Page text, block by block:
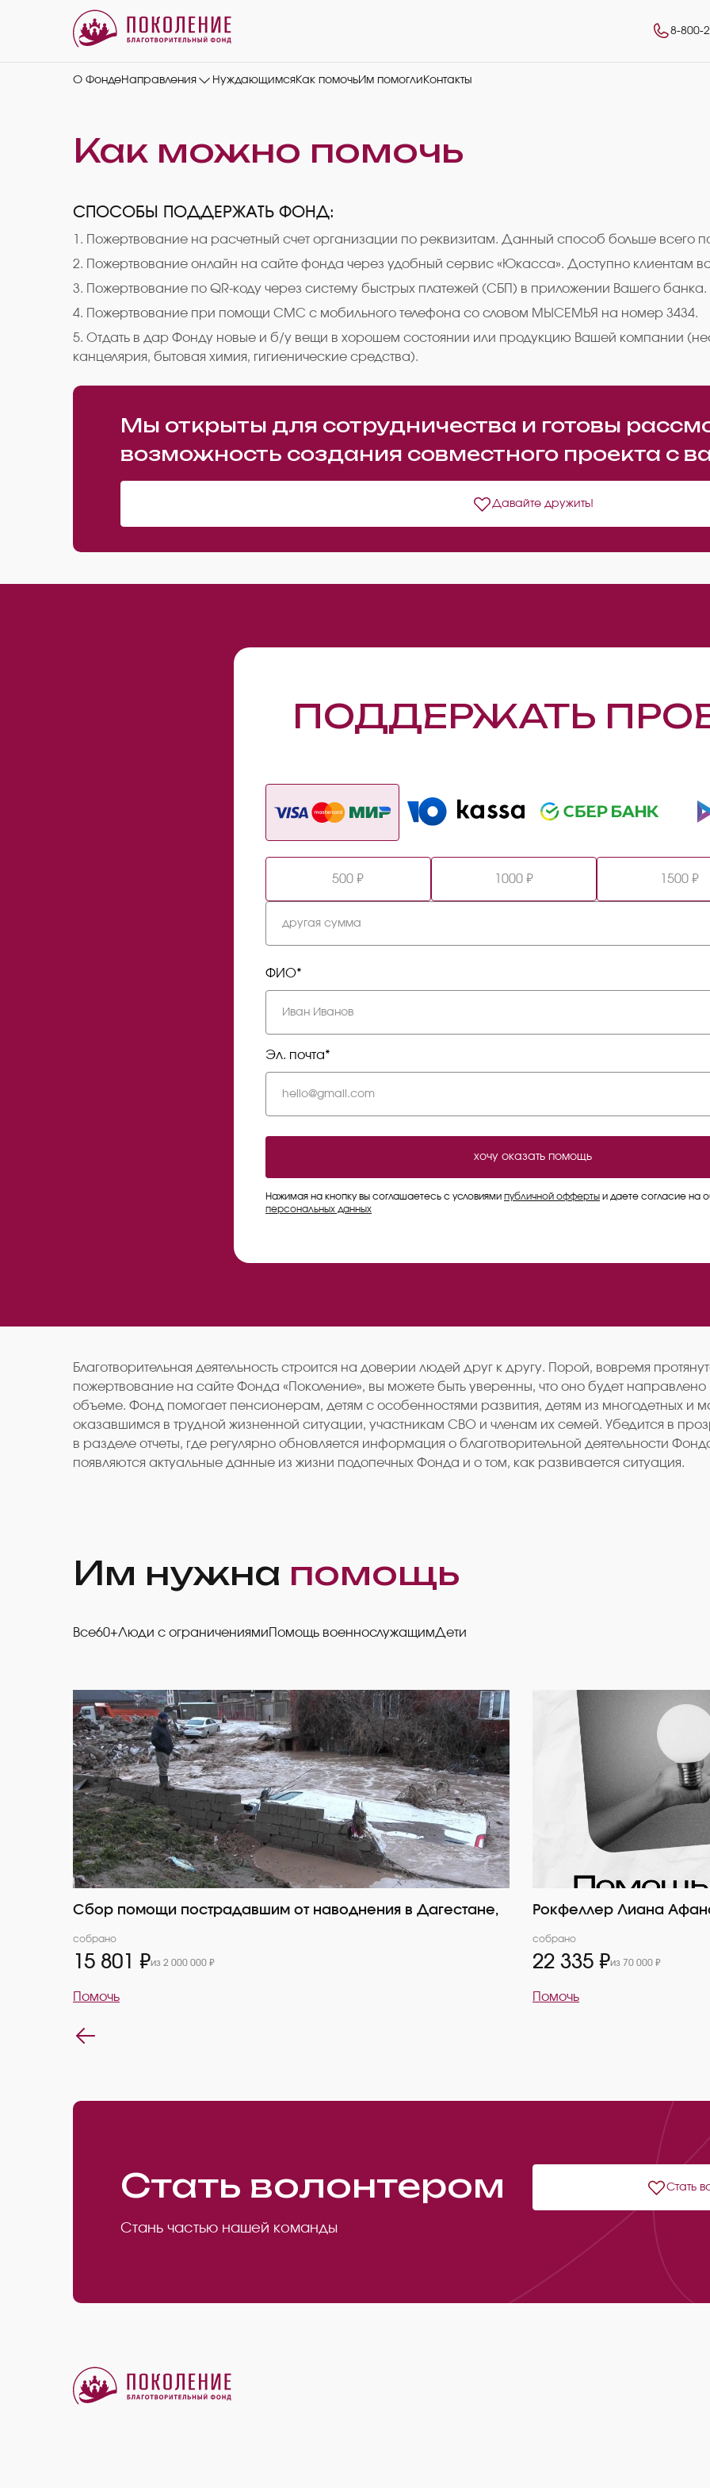
8-800-
О ФондеНаправления НуждающимсяКак помочьИм помогли Контакты
Как можно помочь
СПОСОБЫ ПОДДЕРЖАТЬ ФОНД:
1. Пожертвование на расчетный счет организации по реквизитам. Данный способ больше всего
2. Пожертвование онлайн на сайте фонда через удобный сервис «Юкасса». Доступно клиентам
3. Пожертвование по QR-коду через систему быстрых платежей (СБП) в приложении Вашего банка.
4. Пожертвование при помощи СМС с мобильного телефона со словом МЫСЕМЬЯ на номер 3434.
5. Отдать в дар Фонду новые и б/у вещи в хорошем состоянии или продукцию Вашей компании
канцелярия, бытовая химия, гигиенические средства).
Мы открыты для сотрудничества и готовы
возможность создания совместного проекта с
Давайте дружить!
ПОДДЕРЖАТЬ
500 ₽ 1000 ₽ 1500 ₽
ФИО*
Эл. почта*
хочу оказать помощь
Нажимая на кнопку вы соглашаетесь с условиями публичной офферты и даете согласие на
персональных данных
Благотворительная деятельность строится на доверии людей друг к другу. Порой, вовремя
пожертвование на сайте Фонда «Поколение», вы можете быть уверенны, что оно будет
объеме. Фонд помогает пенсионерам, детям с особенностями развития, детям из многодетных и
оказавшимся в трудной жизненной ситуации, участникам СВО и членам их семей. Убедится в
в разделе отчеты, где регулярно обновляется информация о благотворительной деятельности
появляются актуальные данные из жизни подопечных Фонда и о том, как развивается ситуация.
Им нужна помощь
Все60+Люди с ограничениями Помощь военнослужащимДети
Сбор помощи пострадавшим от наводнения в Дагестане,
собрано
15 801 ₽из 2 000 000 ₽
Помочь
Рокфеллер Лиана
собрано
22 335 ₽из 70 000 ₽
Помочь
Стать волонтером
Стань частью нашей команды
Стать